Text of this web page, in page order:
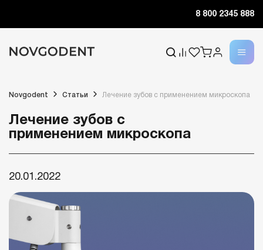
8 800 2345 888
Novgodent Статьи Лечение зубов с применением микроскопа
Лечение зубов с
применением микроскопа
20.01.2022